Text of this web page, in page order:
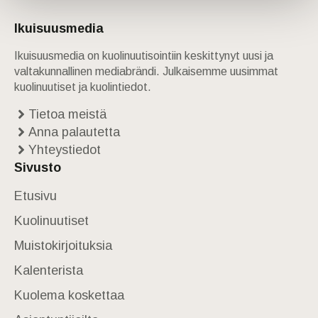
Ikuisuusmedia
Ikuisuusmedia on kuolinuutisointiin keskittynyt uusi ja
valtakunnallinen mediabrändi. Julkaisemme uusimmat
kuolinuutiset ja kuolintiedot.
Tietoa meistä
Anna palautetta
Yhteystiedot
Sivusto
Etusivu
Kuolinuutiset
Muistokirjoituksia
Kalenterista
Kuolema koskettaa